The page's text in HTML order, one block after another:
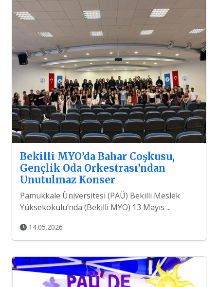
Bekilli MYO’da Bahar Coşkusu,
Gençlik Oda Orkestrası’ndan
Unutulmaz Konser
Pamukkale Üniversitesi (PAÜ) Bekilli Meslek
Yüksekokulu’nda (Bekilli MYO) 13 Mayıs ...
14.05.2026